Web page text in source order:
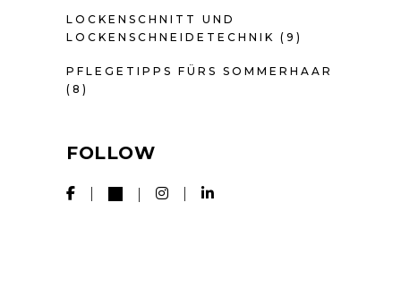
LOCKENSCHNITT UND
LOCKENSCHNEIDETECHNIK (9)
PFLEGETIPPS FÜRS SOMMERHAAR
(8)
FOLLOW